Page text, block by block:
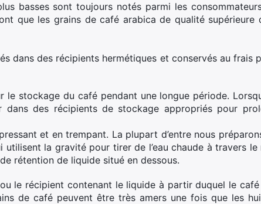
basses sont toujours notés parmi les
que les grains de café arabica de qualité supérieure
dans des récipients hermétiques et conservés au frais
stockage du café pendant une longue période.
des récipients de stockage appropriés pour
et en trempant. La plupart d’entre nous
la gravité pour tirer de l’eau chaude à travers le
rétention de liquide situé en dessous.
le récipient contenant le liquide à partir duquel le
de café peuvent être très amers une fois que les